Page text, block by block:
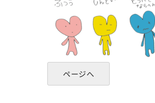
ページへ